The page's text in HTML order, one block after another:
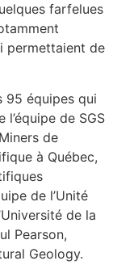
farfelues
permettaient de
95 équipes qui
de SGS
de
à Québec,
de l’Unité
de la
Pearson,
Geology.